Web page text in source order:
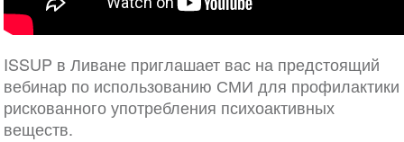
ISSUP в Ливане приглашает вас на предстоящий
вебинар по использованию СМИ для профилактики
рискованного употребления психоактивных
веществ.